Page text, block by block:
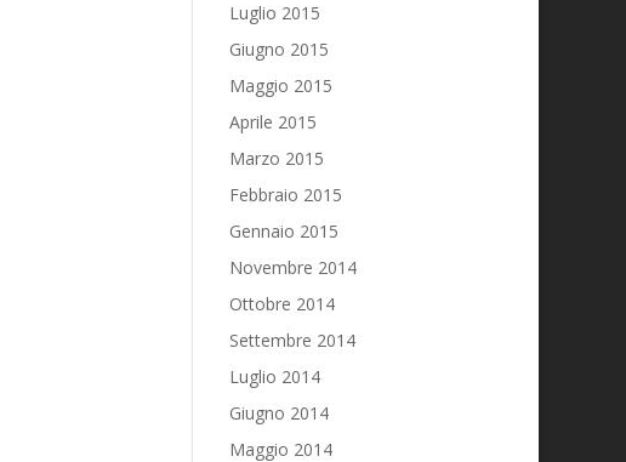
Luglio 2015
Giugno 2015
Maggio 2015
Aprile 2015
Marzo 2015
Febbraio 2015
Gennaio 2015
Novembre 2014
Ottobre 2014
Settembre 2014
Luglio 2014
Giugno 2014
Maggio 2014